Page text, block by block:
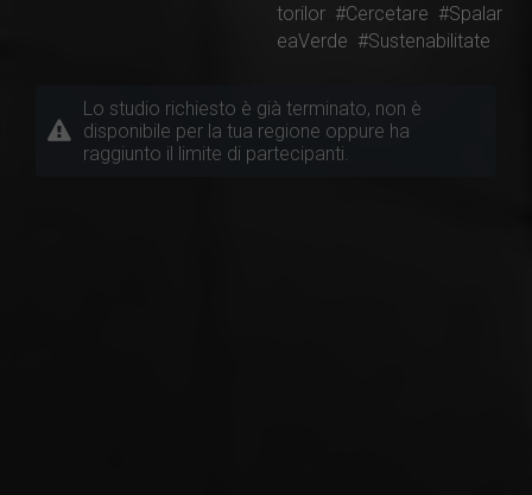
torilor #Cercetare #Spalar
eaVerde #Sustenabilitate
Lo studio richiesto è già terminato, non è
disponibile per la tua regione oppure ha
raggiunto il limite di partecipanti.